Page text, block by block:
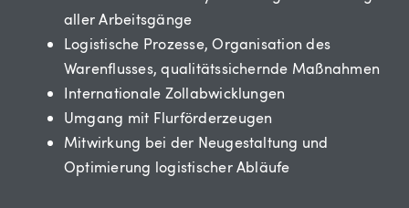
aller Arbeitsgänge
Logistische Prozesse, Organisation des
Warenflusses, qualitätssichernde Maßnahmen
Internationale Zollabwicklungen
Umgang mit Flurförderzeugen
Mitwirkung bei der Neugestaltung und
Optimierung logistischer Abläufe